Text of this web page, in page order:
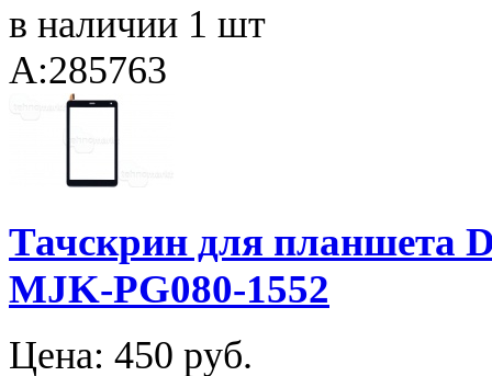
в наличии 1 шт
A:285763
Тачскрин для планшета
MJK-PG080-1552
Цена: 450 руб.